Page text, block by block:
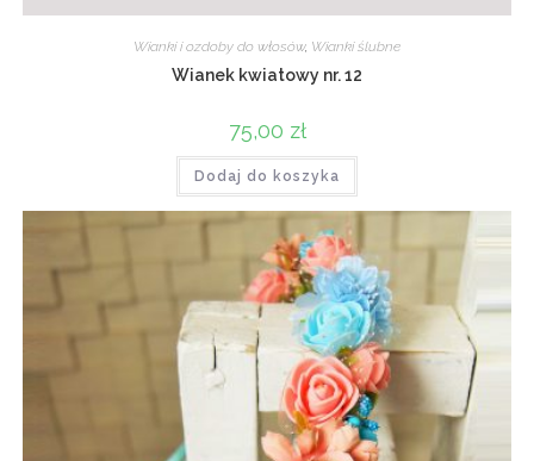
Wianki i ozdoby do włosów, Wianki ślubne
Wianek kwiatowy nr. 12
75,00 zł
Dodaj do koszyka